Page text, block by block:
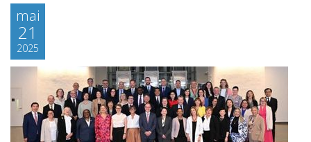
mai
21
2025